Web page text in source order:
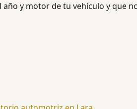
y motor de tu vehículo y que